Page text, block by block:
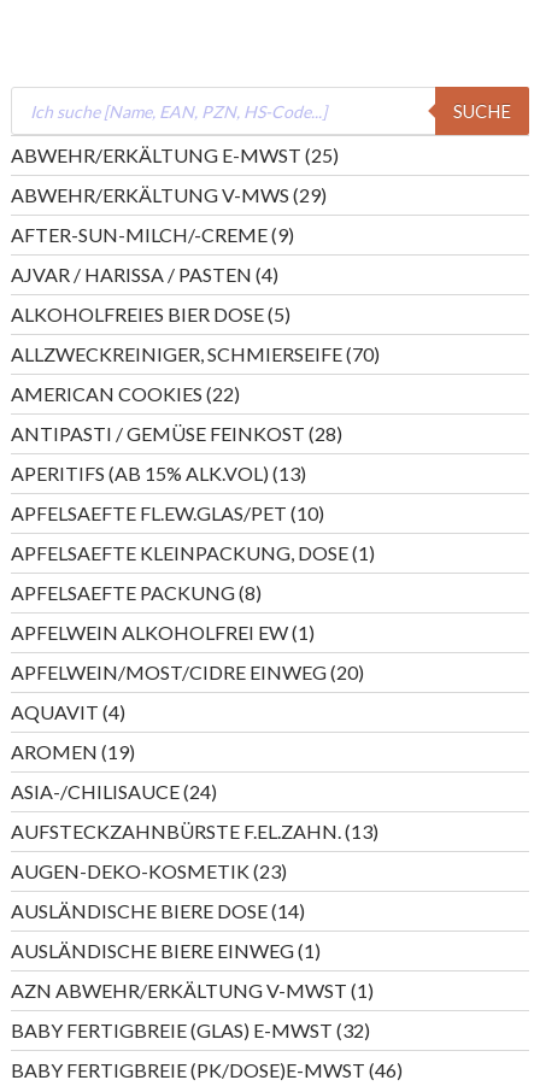
Products
search
SUCHE
ABWEHR/ERKÄLTUNG E-MWST 2525
Produkte
ABWEHR/ERKÄLTUNG V-MWS 2929
Produkte
AFTER-SUN-MILCH/-CREME 99
Produkte
AJVAR / HARISSA / PASTEN 44
Produkte
ALKOHOLFREIES BIER DOSE 55
Produkte
ALLZWECKREINIGER, SCHMIERSEIFE 7070
Produkte
AMERICAN COOKIES 2222
Produkte
ANTIPASTI / GEMÜSE FEINKOST 2828
Produkte
APERITIFS (AB 15% ALK.VOL) 1313
Produkte
APFELSAEFTE FL.EW.GLAS/PET 1010
Produkte
APFELSAEFTE KLEINPACKUNG, DOSE 11
Produkt
APFELSAEFTE PACKUNG 88
Produkte
APFELWEIN ALKOHOLFREI EW 11
Produkt
APFELWEIN/MOST/CIDRE EINWEG 2020
Produkte
AQUAVIT 44
Produkte
AROMEN 1919
Produkte
ASIA-/CHILISAUCE 2424
Produkte
AUFSTECKZAHNBÜRSTE F.EL.ZAHN. 1313
Produkte
AUGEN-DEKO-KOSMETIK 2323
Produkte
AUSLÄNDISCHE BIERE DOSE 1414
Produkte
AUSLÄNDISCHE BIERE EINWEG 11
Produkt
AZN ABWEHR/ERKÄLTUNG V-MWST 11
Produkt
BABY FERTIGBREIE (GLAS) E-MWST 3232
Produkte
BABY FERTIGBREIE (PK/DOSE)E-MWST 4646